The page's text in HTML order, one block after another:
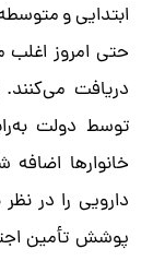
ابتدایی و
حتی امروز اغلب
دریافت می‌کنند.
توسط دولت
خانوارها
دارویی را در
پوشش تأمین